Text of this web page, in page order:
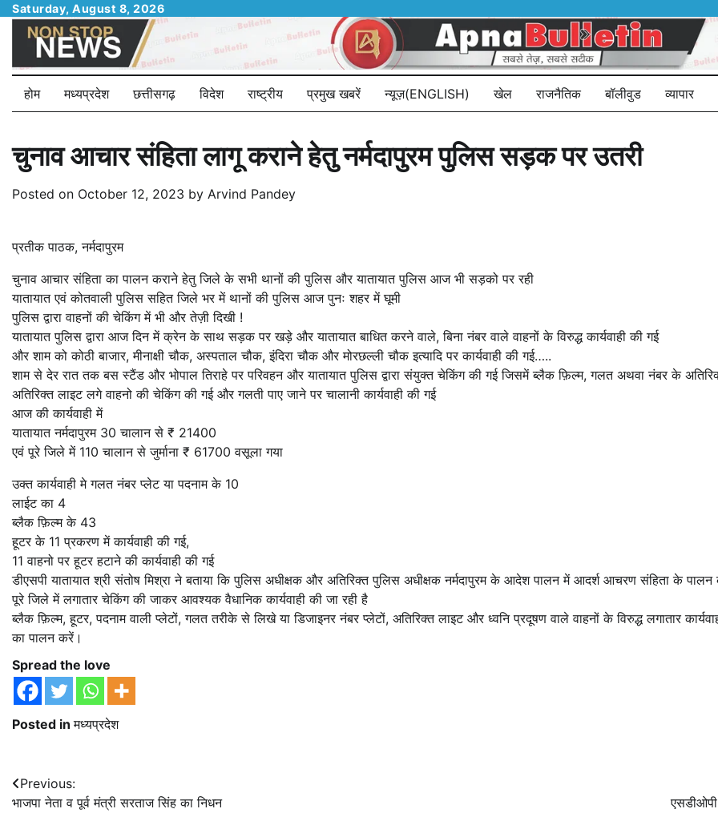
Skip
content
Saturday, August 8, 2026
होम मध्यप्रदेश छत्तीसगढ़ विदेश राष्ट्रीय प्रमुख खबरें न्यूज़(ENGLISH) खेल राजनैतिक बॉलीवुड व्यापार
चुनाव आचार संहिता लागू कराने हेतु नर्मदापुरम पुलिस सड़क पर उतरी
Posted on October 12, 2023 by Arvind Pandey
प्रतीक पाठक, नर्मदापुरम
चुनाव आचार संहिता का पालन कराने हेतु जिले के सभी थानों की पुलिस और यातायात पुलिस आज भी सड़को पर रही
यातायात एवं कोतवाली पुलिस सहित जिले भर में थानों की पुलिस आज पुनः शहर में घूमी
पुलिस द्वारा वाहनों की चेकिंग में भी और तेज़ी दिखी !
यातायात पुलिस द्वारा आज दिन में क्रेन के साथ सड़क पर खड़े और यातायात बाधित करने वाले, बिना नंबर वाले वाहनों के विरुद्ध कार्यवाही की गई
और शाम को कोठी बाजार, मीनाक्षी चौक, अस्पताल चौक, इंदिरा चौक और मोरछल्ली चौक इत्यादि पर कार्यवाही की गई…..
शाम से देर रात तक बस स्टैंड और भोपाल तिराहे पर परिवहन और यातायात पुलिस द्वारा संयुक्त चेकिंग की गई जिसमें ब्लैक फ़िल्म, गलत अथवा नंबर के
अतिरिक्त लाइट लगे वाहनो की चेकिंग की गई और गलती पाए जाने पर चालानी कार्यवाही की गई
आज की कार्यवाही में
यातायात नर्मदापुरम 30 चालान से ₹ 21400
एवं पूरे जिले में 110 चालान से जुर्माना ₹ 61700 वसूला गया
उक्त कार्यवाही मे गलत नंबर प्लेट या पदनाम के 10
लाईट का 4
ब्लैक फ़िल्म के 43
हूटर के 11 प्रकरण में कार्यवाही की गई,
11 वाहनो पर हूटर हटाने की कार्यवाही की गई
डीएसपी यातायात श्री संतोष मिश्रा ने बताया कि पुलिस अधीक्षक और अतिरिक्त पुलिस अधीक्षक नर्मदापुरम के आदेश पालन में आदर्श आचरण संहिता के
पूरे जिले में लगातार चेकिंग की जाकर आवश्यक वैधानिक कार्यवाही की जा रही है
ब्लैक फ़िल्म, हूटर, पदनाम वाली प्लेटों, गलत तरीके से लिखे या डिजाइनर नंबर प्लेटों, अतिरिक्त लाइट और ध्वनि प्रदूषण वाले वाहनों के विरुद्ध लगातार
का पालन करें।
Spread the love
Posted inमध्यप्रदेश
Post
navigation
Previous:
भाजपा नेता व पूर्व मंत्री सरताज सिंह का निधन